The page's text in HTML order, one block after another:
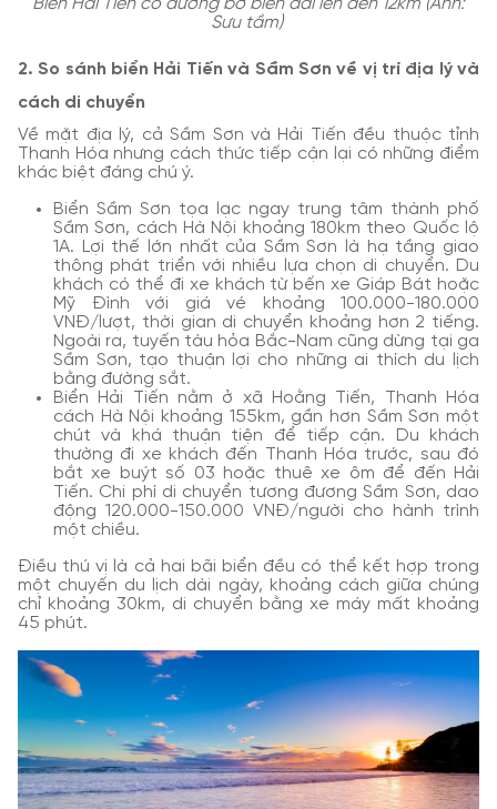
Biển Hải Tiến có đường bờ biển dài lên đến 12km (Ảnh:
Sưu tầm)
2. So sánh biển Hải Tiến và Sầm Sơn về vị trí địa lý và
cách di chuyển
Về mặt địa lý, cả Sầm Sơn và Hải Tiến đều thuộc tỉnh
Thanh Hóa nhưng cách thức tiếp cận lại có những điểm
khác biệt đáng chú ý.
Biển Sầm Sơn tọa lạc ngay trung tâm thành phố
Sầm Sơn, cách Hà Nội khoảng 180km theo Quốc lộ
1A. Lợi thế lớn nhất của Sầm Sơn là hạ tầng giao
thông phát triển với nhiều lựa chọn di chuyển. Du
khách có thể đi xe khách từ bến xe Giáp Bát hoặc
Mỹ Đình với giá vé khoảng 100.000-180.000
VNĐ/lượt, thời gian di chuyển khoảng hơn 2 tiếng.
Ngoài ra, tuyến tàu hỏa Bắc-Nam cũng dừng tại ga
Sầm Sơn, tạo thuận lợi cho những ai thích du lịch
bằng đường sắt.
Biển Hải Tiến nằm ở xã Hoằng Tiến, Thanh Hóa
cách Hà Nội khoảng 155km, gần hơn Sầm Sơn một
chút và khá thuận tiện để tiếp cận. Du khách
thường đi xe khách đến Thanh Hóa trước, sau đó
bắt xe buýt số 03 hoặc thuê xe ôm để đến Hải
Tiến. Chi phí di chuyển tương đương Sầm Sơn, dao
động 120.000-150.000 VNĐ/người cho hành trình
một chiều.
Điều thú vị là cả hai bãi biển đều có thể kết hợp trong
một chuyến du lịch dài ngày, khoảng cách giữa chúng
chỉ khoảng 30km, di chuyển bằng xe máy mất khoảng
45 phút.